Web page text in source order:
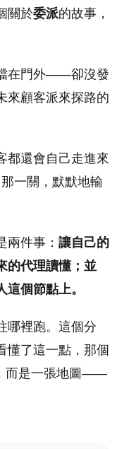
關於委派的故事，
在門外——卻沒發
來顧客派來探路的
都還會自己走進來
一關，默默地輸
兩件事： 讓自己的
的代理讀懂；並
個節點上。
哪裡跑。這個分
懂了這一點，那個
而是一張地圖——